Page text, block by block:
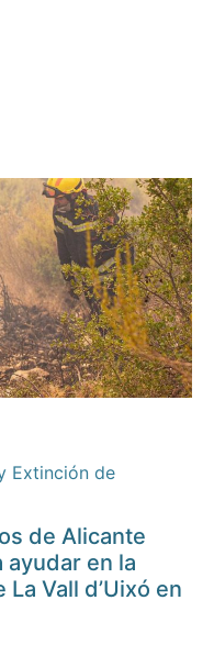
Extinción de
de Alicante
en la
Vall d’Uixó en